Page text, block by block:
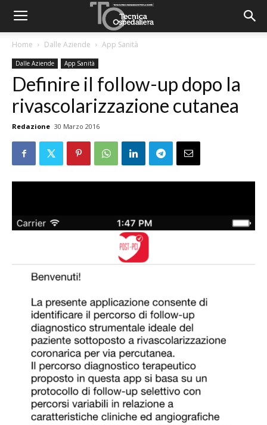
Home Dalle Aziende App Sanità
Dalle Aziende App Sanità
Definire il follow-up dopo la
rivascolarizzazione cutanea
Redazione 30 Marzo 2016